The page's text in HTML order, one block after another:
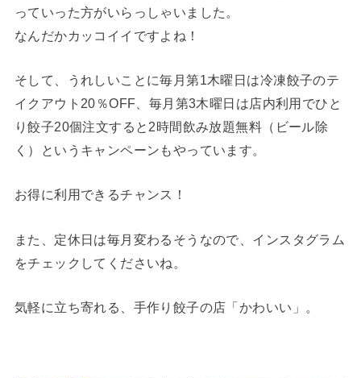
っていった方がいらっしゃいました。
なんだかカッコイイですよね！
そして、うれしいことに毎月第1木曜日は冷凍餃子のテ
イクアウト20％OFF、毎月第3木曜日は店内利用でひと
り餃子20個注文すると2時間飲み放題無料（ビール除
く）というキャンペーンもやっています。
お得に利用できるチャンス！
また、定休日は毎月変わるそうなので、インスタグラム
をチェックしてくださいね。
気軽に立ち寄れる、手作り餃子の店「かわいい」。